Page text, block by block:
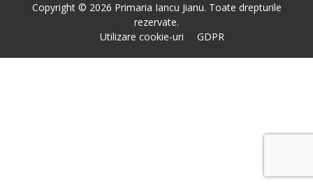
Copyright © 2026 Primaria Iancu Jianu. Toate drepturile
rezervate.
Utilizare cookie-uri
GDPR